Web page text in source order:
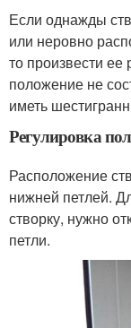
Если однажды
или неровно
то произвести ее
положение не
иметь
Регулировка
Расположение
нижней петлей.
створку, нужно
петли.